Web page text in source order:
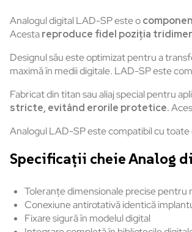
Analogul digital LAD-SPesteo
Acestareproduce fidel poziția
Designulsăuesteoptimizatpentrua
maximăîn mediidigitale. LAD-SPeste
Fabricat din titansaualiajspecialpentru
stricte, evitând erorile protetice.
AnalogulLAD-SPestecompatibilcutoate
Specificații cheie Analog
Toleranțedimensionaleprecisepentru
Conexiuneantirotativăidentică
Fixaresigurăîn modeluldigital